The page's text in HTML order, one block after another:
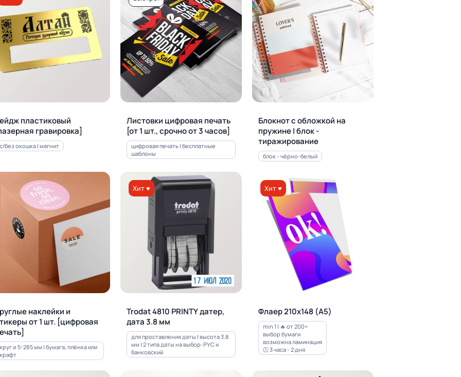
пластиковый
гравировка]
с/без окошка | магнит
Листовки цифровая печать
[от 1 шт., срочно от 3 часов]
цифровая печать | бесплатные
шаблоны
Блокнот с обложкой на
пружине | блок -
тиражирование
блок - чёрно-белый
наклейки и
от 1 шт. [цифровая
круг ⌀ 5-285 мм | бумага, плёнка или
крафт
Хит ♥
Trodat 4810 PRINTY датер,
дата 3.8 мм
для проставления даты | высота 3.8
мм | 2 типа даты на выбор: РУС и
банковский
Хит ♥
Флаер 210х148 (А5)
min 1 | 🔥 от 200+
выбор бумаги
возможна ламинация
🕔 3 часа - 2 дня